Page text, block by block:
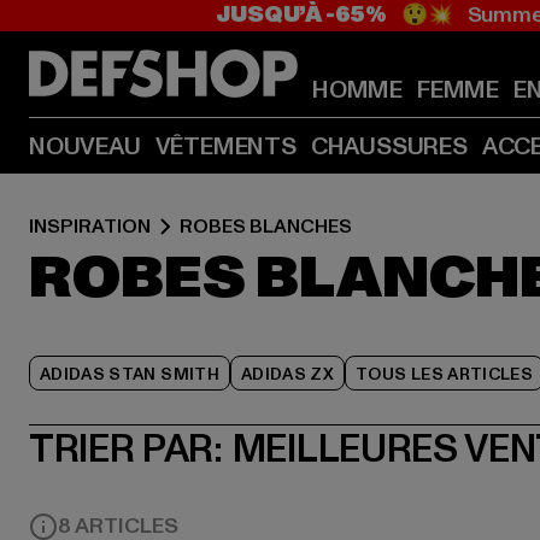
JUSQU’À -65% 😲💥
HOMME FEMME
NOUVEAU VÊTEMENTS CHAUSSURES
INSPIRATION ROBES BLANCHES
ROBES
ADIDAS STAN SMITH ADIDAS ZX TOUS LES ARTICLES
TRIER PAR: MEILLEURES
8 ARTICLES